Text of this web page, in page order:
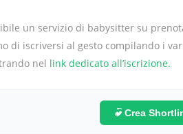
un servizio di babysitter su
di iscriversi al gesto compilando i
nel link dedicato all’iscrizione.
Crea